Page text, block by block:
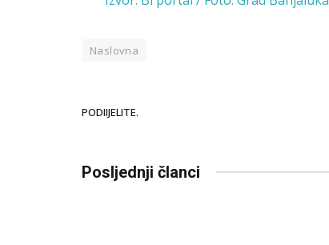
Naslovna
PODIIJELITE.
Posljednji članci